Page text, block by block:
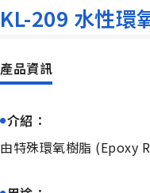
KL-209 水性環
介紹：
由特殊環氧樹脂 (Epoxy